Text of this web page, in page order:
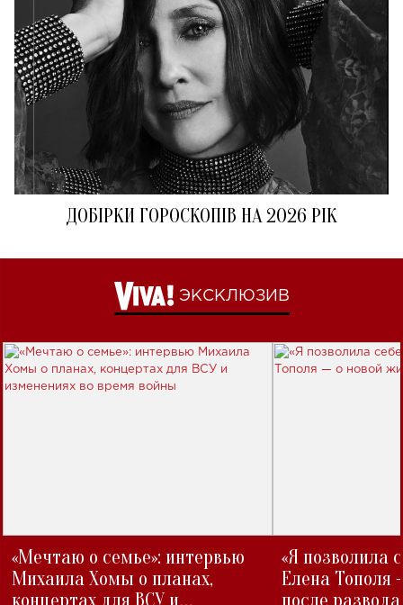
ДОБІРКИ ГОРОСКОПІВ НА 2026 РІК
ЭКСКЛЮЗИВ
«Мечтаю о семье»: интервью
Михаила Хомы о планах,
концертах для ВСУ и
«Я позволила
Елена Тополя
после развода